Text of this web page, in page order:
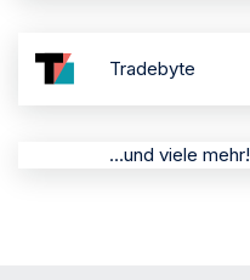
Tradebyte
…und viele mehr!